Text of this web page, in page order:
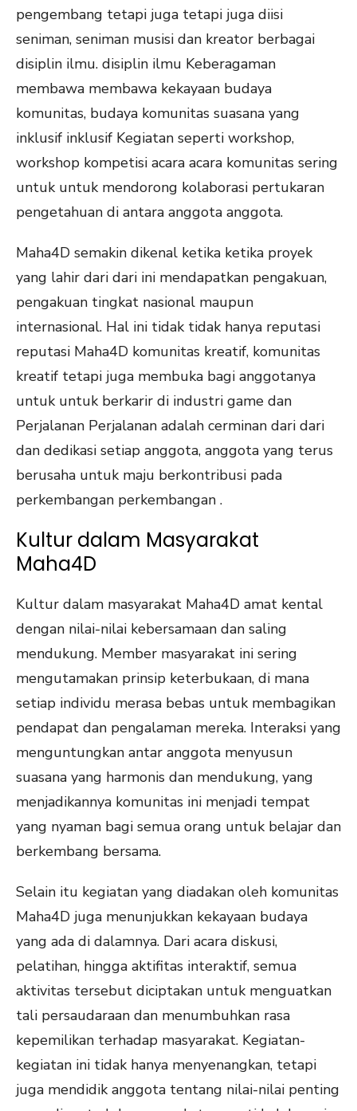
pengembang tetapi juga tetapi juga diisi
seniman, seniman musisi dan kreator berbagai
disiplin ilmu. disiplin ilmu Keberagaman
membawa membawa kekayaan budaya
komunitas, budaya komunitas suasana yang
inklusif inklusif Kegiatan seperti workshop,
workshop kompetisi acara acara komunitas sering
untuk untuk mendorong kolaborasi pertukaran
pengetahuan di antara anggota anggota.
Maha4D semakin dikenal ketika ketika proyek
yang lahir dari dari ini mendapatkan pengakuan,
pengakuan tingkat nasional maupun
internasional. Hal ini tidak tidak hanya reputasi
reputasi Maha4D komunitas kreatif, komunitas
kreatif tetapi juga membuka bagi anggotanya
untuk untuk berkarir di industri game dan
Perjalanan Perjalanan adalah cerminan dari dari
dan dedikasi setiap anggota, anggota yang terus
berusaha untuk maju berkontribusi pada
perkembangan perkembangan .
Kultur dalam Masyarakat
Maha4D
Kultur dalam masyarakat Maha4D amat kental
dengan nilai-nilai kebersamaan dan saling
mendukung. Member masyarakat ini sering
mengutamakan prinsip keterbukaan, di mana
setiap individu merasa bebas untuk membagikan
pendapat dan pengalaman mereka. Interaksi yang
menguntungkan antar anggota menyusun
suasana yang harmonis dan mendukung, yang
menjadikannya komunitas ini menjadi tempat
yang nyaman bagi semua orang untuk belajar dan
berkembang bersama.
Selain itu kegiatan yang diadakan oleh komunitas
Maha4D juga menunjukkan kekayaan budaya
yang ada di dalamnya. Dari acara diskusi,
pelatihan, hingga aktifitas interaktif, semua
aktivitas tersebut diciptakan untuk menguatkan
tali persaudaraan dan menumbuhkan rasa
kepemilikan terhadap masyarakat. Kegiatan-
kegiatan ini tidak hanya menyenangkan, tetapi
juga mendidik anggota tentang nilai-nilai penting